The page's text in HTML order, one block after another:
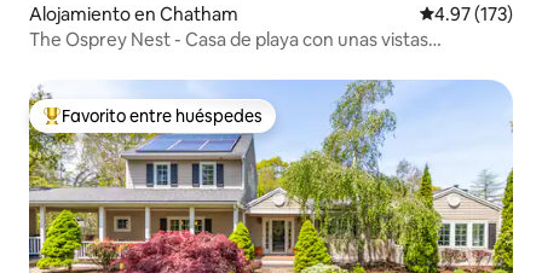
Alojamiento en Chatham Calificación
4.97 (173)
The Osprey Nest - Casa de playa con unas vistas
Favorito entre huéspedes preferido
Favorito entre huéspedes